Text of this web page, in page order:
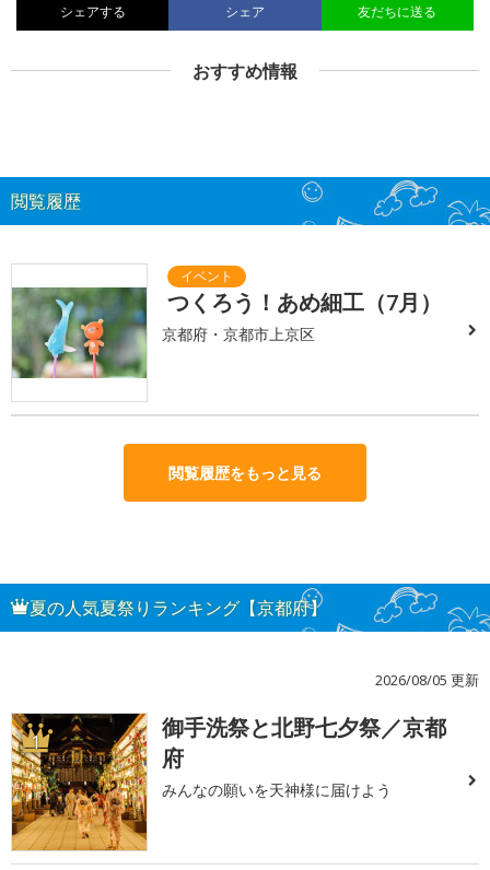
シェアする シェア 友だちに送る
おすすめ情報
閲覧履歴
つくろう！あめ細工（7月）
京都府・京都市上京区
閲覧履歴をもっと見る
夏の人気夏祭りランキング【京都府】
2026/08/05 更新
1
御手洗祭と北野七夕祭／京都
府
みんなの願いを天神様に届けよう